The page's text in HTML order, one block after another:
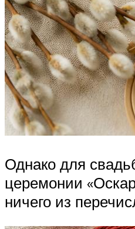
Однако для
церемонии
ничего из